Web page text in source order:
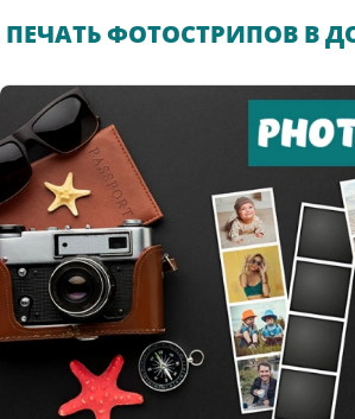
ПЕЧАТЬ ФОТОСТРИПОВ В